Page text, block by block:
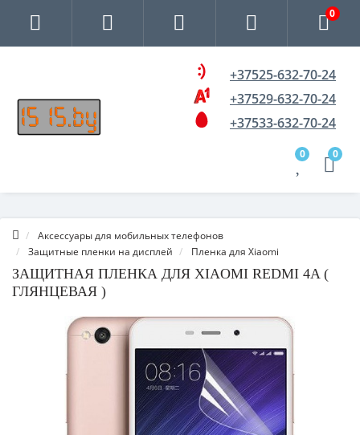
0
+37525-632-70-24
+37529-632-70-24
+37533-632-70-24
0 0
Аксессуары для мобильных телефонов
Защитные пленки на дисплей
Пленка для Xiaomi
ЗАЩИТНАЯ ПЛЕНКА ДЛЯ XIAOMI REDMI 4A (
ГЛЯНЦЕВАЯ )